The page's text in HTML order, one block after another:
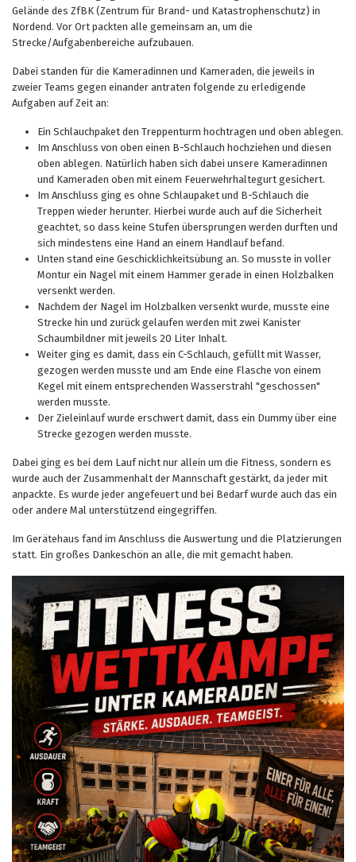
Gelände des ZfBK (Zentrum für Brand- und Katastrophenschutz) in
Nordend. Vor Ort packten alle gemeinsam an, um die
Strecke/Aufgabenbereiche aufzubauen.
Dabei standen für die Kameradinnen und Kameraden, die jeweils in
zweier Teams gegen einander antraten folgende zu erledigende
Aufgaben auf Zeit an:
Ein Schlauchpaket den Treppenturm hochtragen und oben ablegen.
Im Anschluss von oben einen B-Schlauch hochziehen und diesen
oben ablegen. Natürlich haben sich dabei unsere Kameradinnen
und Kameraden oben mit einem Feuerwehrhaltegurt gesichert.
Im Anschluss ging es ohne Schlaupaket und B-Schlauch die
Treppen wieder herunter. Hierbei wurde auch auf die Sicherheit
geachtet, so dass keine Stufen übersprungen werden durften und
sich mindestens eine Hand an einem Handlauf befand.
Unten stand eine Geschicklichkeitsübung an. So musste in voller
Montur ein Nagel mit einem Hammer gerade in einen Holzbalken
versenkt werden.
Nachdem der Nagel im Holzbalken versenkt wurde, musste eine
Strecke hin und zurück gelaufen werden mit zwei Kanister
Schaumbildner mit jeweils 20 Liter Inhalt.
Weiter ging es damit, dass ein C-Schlauch, gefüllt mit Wasser,
gezogen werden musste und am Ende eine Flasche von einem
Kegel mit einem entsprechenden Wasserstrahl "geschossen"
werden musste.
Der Zieleinlauf wurde erschwert damit, dass ein Dummy über eine
Strecke gezogen werden musste.
Dabei ging es bei dem Lauf nicht nur allein um die Fitness, sondern es
wurde auch der Zusammenhalt der Mannschaft gestärkt, da jeder mit
anpackte. Es wurde jeder angefeuert und bei Bedarf wurde auch das ein
oder andere Mal unterstützend eingegriffen.
Im Gerätehaus fand im Anschluss die Auswertung und die Platzierungen
statt. Ein großes Dankeschön an alle, die mit gemacht haben.